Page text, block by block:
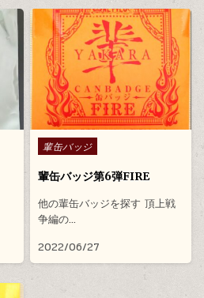
Posted in
輩缶バッジ
輩缶バッジ第6弾FIRE
他の輩缶バッジを探す 頂上戦
争編の…
2022/06/27